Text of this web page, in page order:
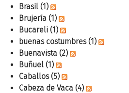
Brasil (1)
Brujería (1)
Bucareli (1)
buenas costumbres (1)
Buenavista (2)
Buñuel (1)
Caballos (5)
Cabeza de Vaca (4)